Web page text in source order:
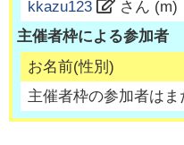
kkazu123 さん (m)
主催者枠による参加者
お名前(性別)
主催者枠の参加者はま